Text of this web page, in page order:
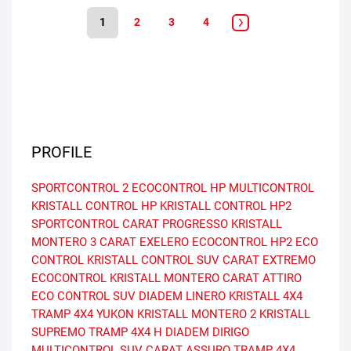
1 2 3 4
PROFILE
SPORTCONTROL 2 ECOCONTROL HP MULTICONTROL
KRISTALL CONTROL HP KRISTALL CONTROL HP2
SPORTCONTROL CARAT PROGRESSO KRISTALL
MONTERO 3 CARAT EXELERO ECOCONTROL HP2 ECO
CONTROL KRISTALL CONTROL SUV CARAT EXTREMO
ECOCONTROL KRISTALL MONTERO CARAT ATTIRO
ECO CONTROL SUV DIADEM LINERO KRISTALL 4X4
TRAMP 4X4 YUKON KRISTALL MONTERO 2 KRISTALL
SUPREMO TRAMP 4X4 H DIADEM DIRIGO